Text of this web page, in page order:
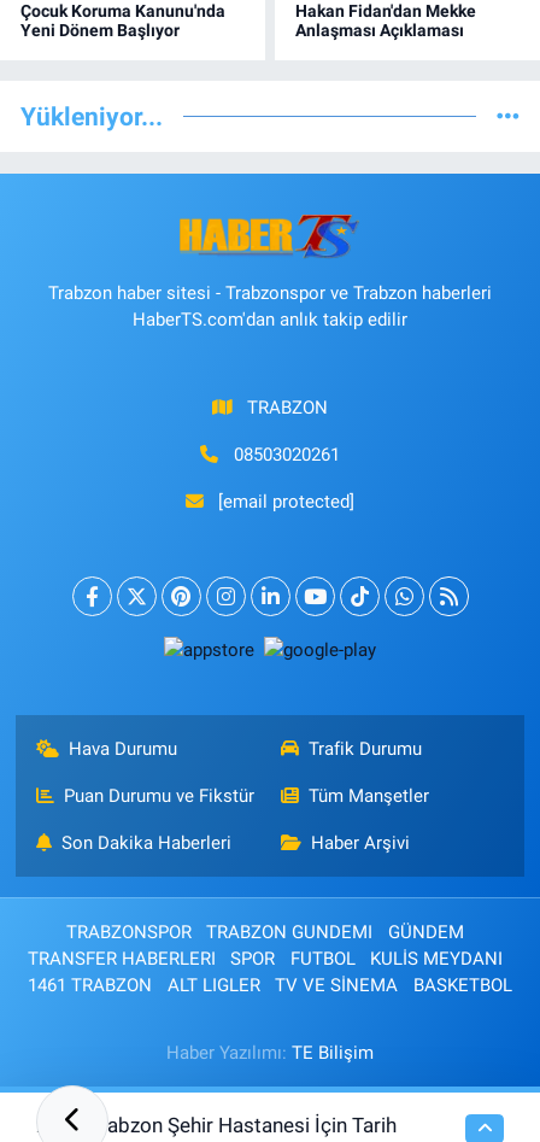
Çocuk Koruma Kanunu'nda
Yeni Dönem Başlıyor
Hakan Fidan'dan Mekke
Anlaşması Açıklaması
Yükleniyor...
Trabzon haber sitesi - Trabzonspor ve Trabzon haberleri
HaberTS.com'dan anlık takip edilir
TRABZON
08503020261
[email protected]
Hava Durumu Trafik Durumu
Puan Durumu ve Fikstür Tüm Manşetler
Son Dakika Haberleri Haber Arşivi
TRABZONSPOR TRABZON GUNDEMI
GÜNDEM
TRANSFER HABERLERI
SPOR FUTBOL
KULİS MEYDANI
1461 TRABZON
ALT LIGLER TV VE SİNEMA BASKETBOL
Haber Yazılımı: TE Bilişim
23:50
Trabzon Şehir Hastanesi İçin Tarih